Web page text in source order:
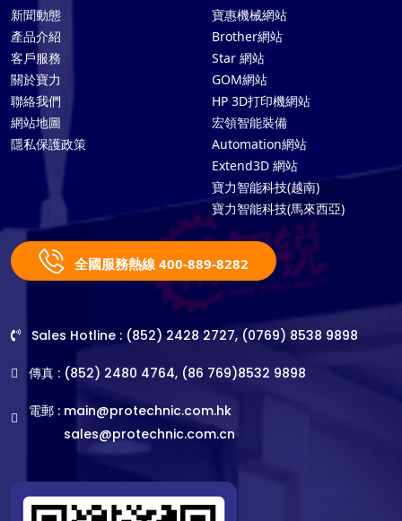
新聞動態
產品介紹
客戶服務
關於寶力
聯絡我們
網站地圖
隱私保護政策
寶惠機械網站
Brother網站
Star 網站
GOM網站
HP 3D打印機網站
宏領智能裝備
Automation網站
Extend3D 網站
寶力智能科技(越南)
寶力智能科技(馬來西亞)
全國服務熱線 400-889-8282
Sales Hotline : (852) 2428 2727, (0769) 8538 9898
傳真 : (852) 2480 4764, (86 769)8532 9898
電郵 : main@protechnic.com.hk
sales@protechnic.com.cn